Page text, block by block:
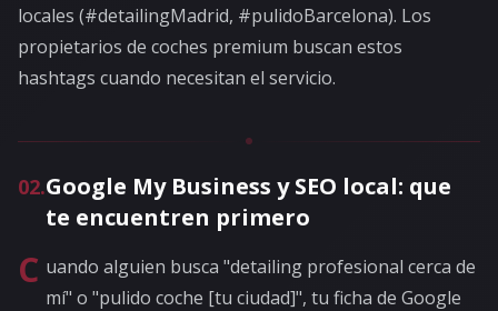
locales (#detailingMadrid, #pulidoBarcelona). Los
propietarios de coches premium buscan estos
hashtags cuando necesitan el servicio.
02.Google My Business y SEO local: que
te encuentren primero
C uando alguien busca "detailing profesional cerca de
mí" o "pulido coche [tu ciudad]", tu ficha de Google